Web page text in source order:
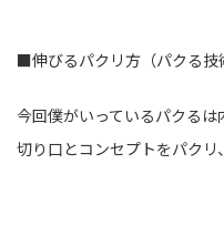
■伸びるパクリ方（パクる技
今回僕がいっているパクるは
切り口とコンセプトをパクリ